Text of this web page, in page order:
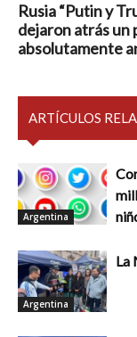
Rusia “Putin y
dejaron atrás un
absolutamente
ARTÍCULOS
Argentina
Argentina
La